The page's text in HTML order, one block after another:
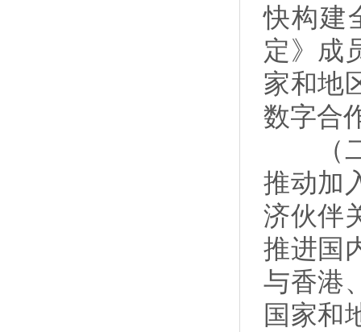
快构建
定》成
家和地
数字合
（二
推动加
济伙伴
推进国
与香港
国家和